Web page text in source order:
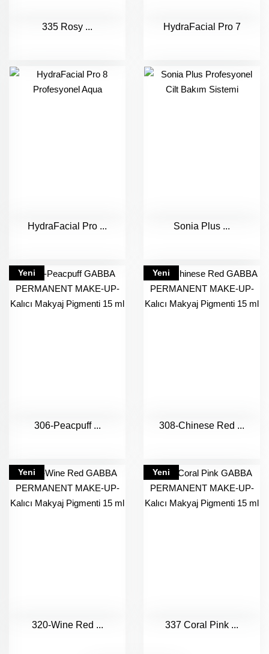
335 Rosy ... HydraFacial Pro 7
HydraFacial Pro ... Sonia Plus ...
Yeni
306-Peacpuff ...
Yeni
308-Chinese Red ...
Yeni
320-Wine Red ...
Yeni
337 Coral Pink ...